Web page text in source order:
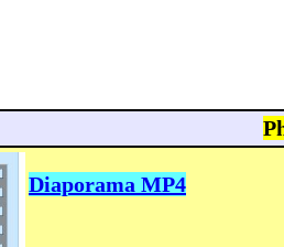
Diaporama MP4